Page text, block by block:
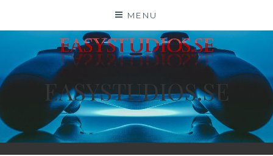
MENU
EASYSTUDIOS.SE